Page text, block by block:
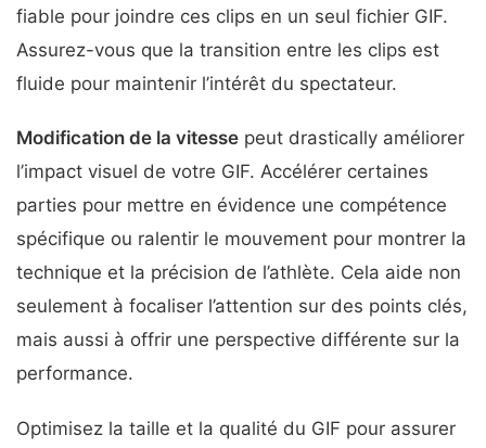
fiable pour joindre ces clips en un seul fichier GIF.
Assurez-vous que la transition entre les clips est
fluide pour maintenir l’intérêt du spectateur.
Modification de la vitesse peut drastically améliorer
l’impact visuel de votre GIF. Accélérer certaines
parties pour mettre en évidence une compétence
spécifique ou ralentir le mouvement pour montrer la
technique et la précision de l’athlète. Cela aide non
seulement à focaliser l’attention sur des points clés,
mais aussi à offrir une perspective différente sur la
performance.
Optimisez la taille et la qualité du GIF pour assurer